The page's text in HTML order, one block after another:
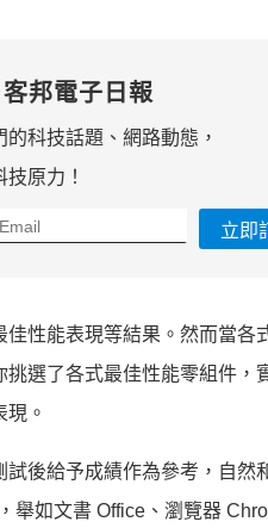
邦電子日報
的科技話題、網路動態，
原力！
立即
性能表現等結果。然而當各
選了各式最佳性能零組件，
。
後給予成績作為參考，自然
舉如文書 Office、瀏覽器